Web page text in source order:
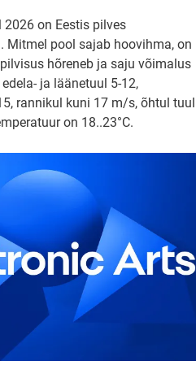
2026 on Eestis pilves
Mitmel pool sajab hoovihma, on
hõreneb ja saju võimalus
ja läänetuul 5-12,
rannikul kuni 17 m/s, õhtul tuul
on 18..23°C.